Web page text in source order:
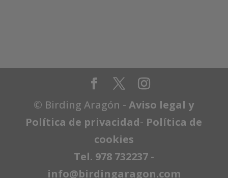
© Birding Aragón -Aviso legal y
Política de privacidad- Política de
cookies
Tel. 978 732237 -
info@birdingaragon.com